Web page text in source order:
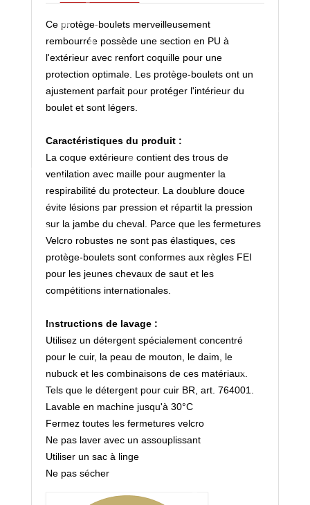
Ce protège-boulets merveilleusement
rembourrée possède une section en PU à
l'extérieur avec renfort coquille pour une
protection optimale. Les protège-boulets ont un
ajustement parfait pour protéger l'intérieur du
boulet et sont légers.
Caractéristiques du produit :
La coque extérieure contient des trous de
ventilation avec maille pour augmenter la
respirabilité du protecteur. La doublure douce
évite lésions par pression et répartit la pression
sur la jambe du cheval. Parce que les fermetures
Velcro robustes ne sont pas élastiques, ces
protège-boulets sont conformes aux règles FEI
pour les jeunes chevaux de saut et les
compétitions internationales.
Instructions de lavage :
Utilisez un détergent spécialement concentré
pour le cuir, la peau de mouton, le daim, le
nubuck et les combinaisons de ces matériaux.
Tels que le détergent pour cuir BR, art. 764001.
Lavable en machine jusqu'à 30°C
Fermez toutes les fermetures velcro
Ne pas laver avec un assouplissant
Utiliser un sac à linge
Ne pas sécher